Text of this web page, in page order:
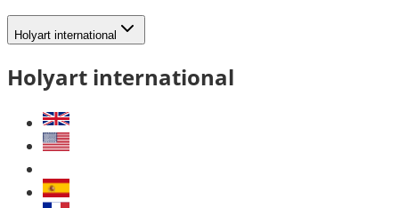
Holyart international
Holyart international